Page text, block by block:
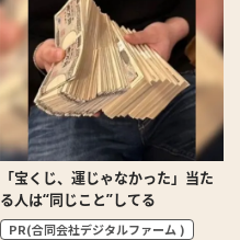
「宝くじ、運じゃなかった」当た
る人は“同じこと”してる
PR(合同会社デジタルファーム )